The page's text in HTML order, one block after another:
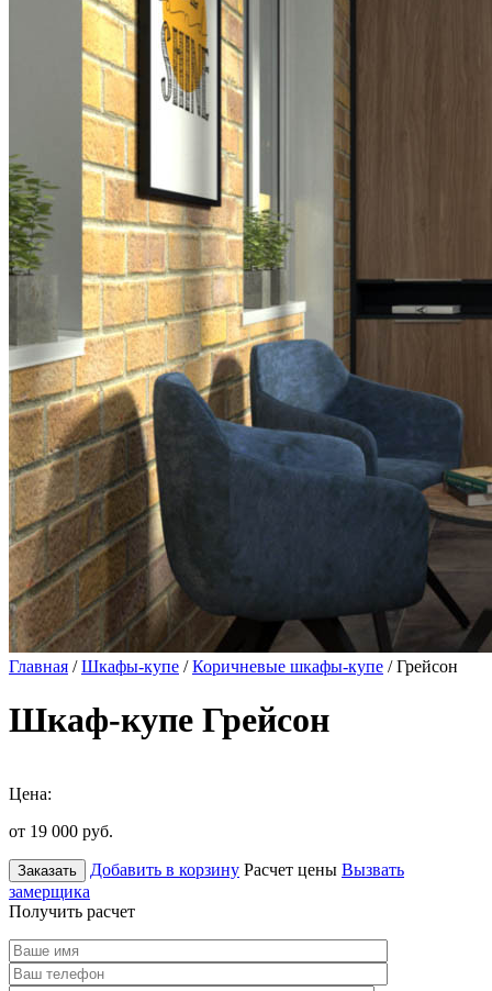
Главная /Шкафы-купе /Коричневые шкафы-купе / Грейсон
Шкаф-купе Грейсон
Цена:
от 19 000 руб.
Заказать Добавить в корзину Расчет цены Вызвать
замерщика
Получить расчет